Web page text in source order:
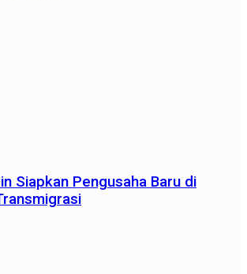
Siapkan Pengusaha Baru di